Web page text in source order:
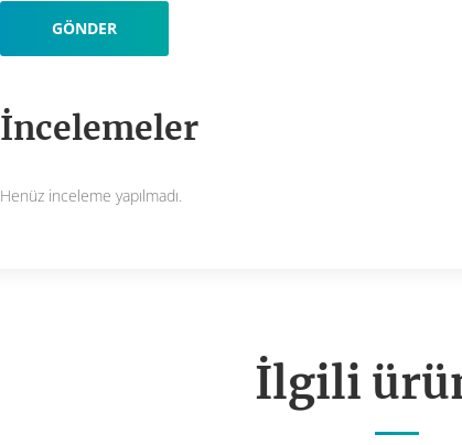
İncelemeler
Henüz inceleme yapılmadı.
İlgili